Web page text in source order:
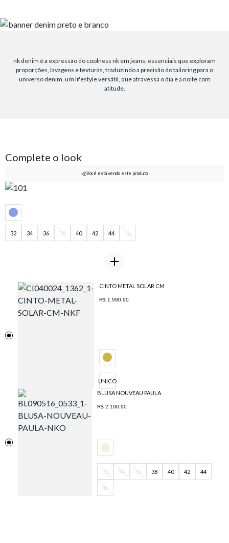
nk denim é a expressão do coolness nk em jeans. essenciais que exploram
proporções, lavagens e texturas, traduzindo a precisão do tailoring para o
universo denim. um lifestyle versátil, que atravessa o dia e a noite com
atitude.
Complete o look
Você está vendo este produto
32 34 36 38 40 42 44 46
CINTO METAL SOLAR CM
R$ 1.990,90
UNICO
BLUSA NOUVEAU PAULA
R$ 2.190,90
32 34 36 38 40 42 44
46